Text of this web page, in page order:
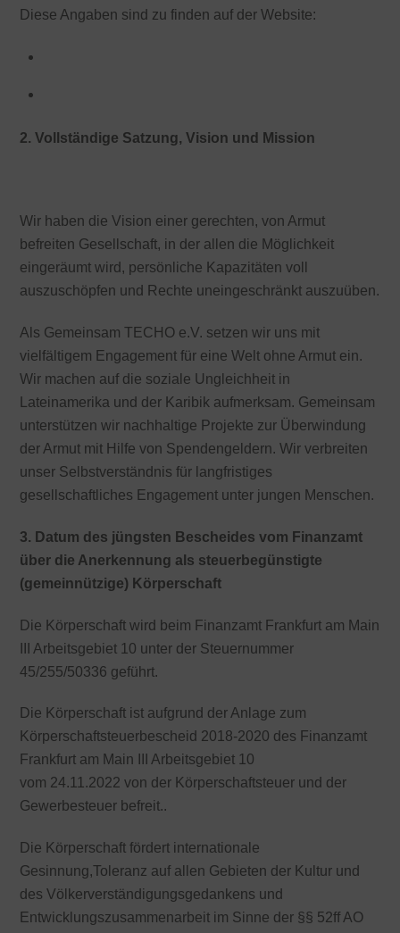
Diese Angaben sind zu finden auf der Website:
2. Vollständige Satzung, Vision und Mission
Wir haben die Vision einer gerechten, von Armut
befreiten Gesellschaft, in der allen die Möglichkeit
eingeräumt wird, persönliche Kapazitäten voll
auszuschöpfen und Rechte uneingeschränkt auszuüben.
Als Gemeinsam TECHO e.V. setzen wir uns mit
vielfältigem Engagement für eine Welt ohne Armut ein.
Wir machen auf die soziale Ungleichheit in
Lateinamerika und der Karibik aufmerksam. Gemeinsam
unterstützen wir nachhaltige Projekte zur Überwindung
der Armut mit Hilfe von Spendengeldern. Wir verbreiten
unser Selbstverständnis für langfristiges
gesellschaftliches Engagement unter jungen Menschen.
3. Datum des jüngsten Bescheides vom Finanzamt
über die Anerkennung als steuerbegünstigte
(gemeinnützige) Körperschaft
Die Körperschaft wird beim Finanzamt Frankfurt am Main
III Arbeitsgebiet 10 unter der Steuernummer
45/255/50336 geführt.
Die Körperschaft ist aufgrund der Anlage zum
Körperschaftsteuerbescheid 2018-2020 des Finanzamt
Frankfurt am Main III Arbeitsgebiet 10
vom 24.11.2022 von der Körperschaftsteuer und der
Gewerbesteuer befreit..
Die Körperschaft fördert internationale
Gesinnung,Toleranz auf allen Gebieten der Kultur und
des Völkerverständigungsgedankens und
Entwicklungszusammenarbeit im Sinne der §§ 52ff AO